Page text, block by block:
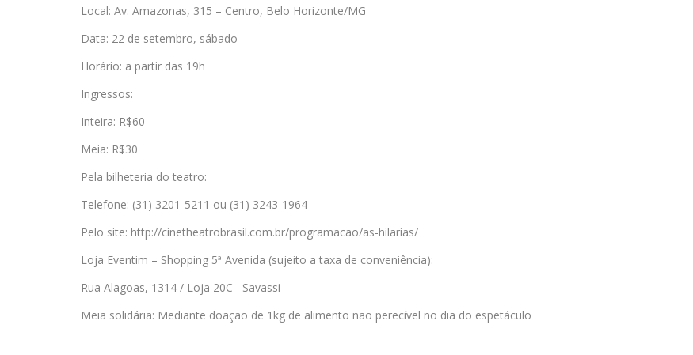
Local: Av. Amazonas, 315 – Centro, Belo Horizonte/MG
Data: 22 de setembro, sábado
Horário: a partir das 19h
Ingressos:
Inteira: R$60
Meia: R$30
Pela bilheteria do teatro:
Telefone: (31) 3201-5211 ou (31) 3243-1964
Pelo site: http://cinetheatrobrasil.com.br/programacao/as-hilarias/
Loja Eventim – Shopping 5ª Avenida (sujeito a taxa de conveniência):
Rua Alagoas, 1314 / Loja 20C– Savassi
Meia solidária: Mediante doação de 1kg de alimento não perecível no dia do espetáculo